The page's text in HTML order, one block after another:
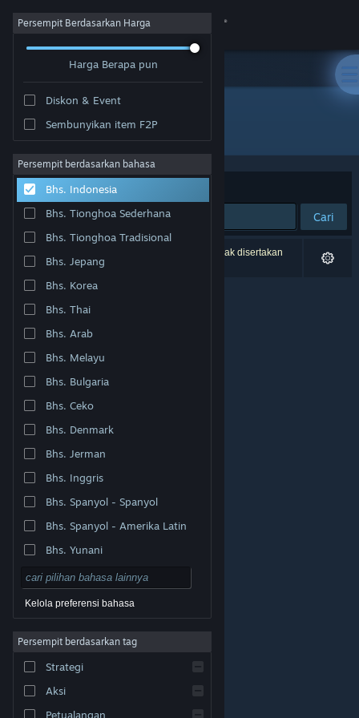
Login
Tentang
Bantuan
Ubah bahasa
Dapatkan Aplikasi Seluler Steam
Lihat situs web desktop
Undang. Semua merek dagang merupakan hak pemilik
Legal| Aksesibilitas
Pengembalian Dana
Persempit Berdasarkan Harga
Harga Berapa pun
Diskon & Event
Sembunyikan item F2P
Persempit berdasarkan bahasa
Bhs. Indonesia
Bhs. Tionghoa Sederhana
Bhs. Tionghoa Tradisional
Bhs. Jepang
Bhs. Korea
Bhs. Thai
Bhs. Arab
Bhs. Melayu
Bhs. Bulgaria
Bhs. Ceko
Bhs. Denmark
Bhs. Jerman
Bhs. Inggris
Bhs. Spanyol - Spanyol
Bhs. Spanyol - Amerika Latin
Bhs. Yunani
Kelola preferensi bahasa
Persempit berdasarkan tag
Strategi
Aksi
Petualangan
Penerbit: LIGA
Berdasarkan Relevansi
Cari
0 hasil cocok dengan pencarianmu. 2 produk tidak disertakan
berdasarkan preferensimu.